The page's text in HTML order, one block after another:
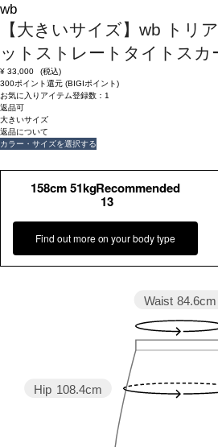
wb
【大きいサイズ】wb トリ
ットストレートタイトスカ
¥ 33,000
(税込)
300ポイント還元 (BIGIポイント)
お気に入りアイテム登録数： 1
返品可
大きいサイズ
返品について
カラー・サイズを選択する
158cm 51kgRecommended
13
Find out more on your body type
Hip 108.4cm
Waist 84.6cm